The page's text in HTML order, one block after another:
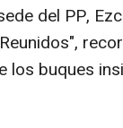
del PP,
los buques